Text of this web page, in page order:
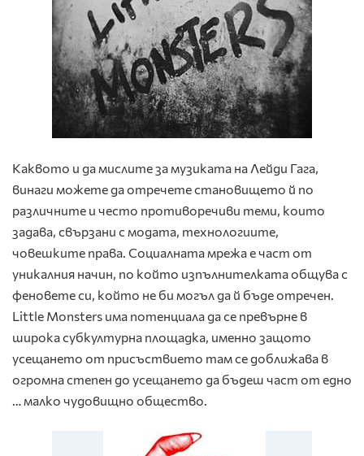
Каквото и да мислите за музиката на Лейди Гага,
винаги можете да отречете становището й по
различните и често противоречиви теми, които
задава, свързани с модата, технологиите,
човешките права. Социалната мрежа e част от
уникалния начин, по който изпълнителката общува с
феновете си, който не би могъл да й бъде отречен.
Little Monsters има потенциала да се превърне в
широка субкултурна площадка, именно защото
усещането от присъствието там се доближава в
огромна степен до усещането да бъдеш част от едно
… малко чудовищно общество.